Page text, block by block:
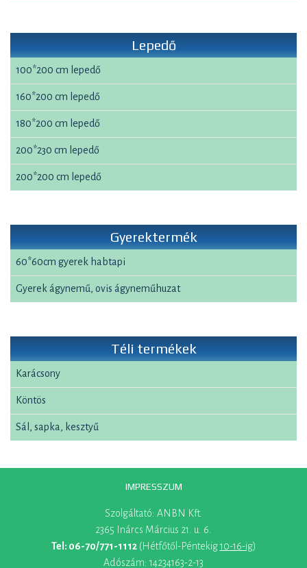
Lepedő
100*200 cm lepedő
160*200 cm lepedő
180*200 cm lepedő
200*230 cm lepedő
200*200 cm lepedő
Gyerektermék
60*60cm gyerek habtapi
Gyerek ágynemű, ovis ágyneműhuzat
Téli termékek
Karácsony
Köntös
Sál, sapka, kesztyű
IMPRESSZUM
Szolgáltató: ANBN Kft.
2365 Inárcs Március 21. u. 6.
Tel: 06-70/771-1112(Hétfőtől-Péntekig10-16-ig)
Adószám: 14234163-2-13